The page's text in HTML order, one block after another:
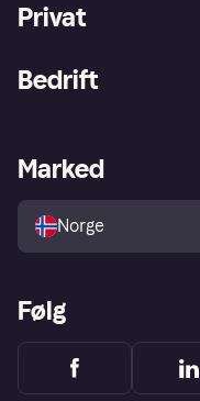
Privat
Utforsk butikker
Bedrift
Merchant portal
Marked
Norge
Følg